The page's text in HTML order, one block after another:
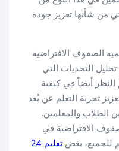
من شأنها تعزيز جودة
الصفوف الافتراضية
التحديات التي
النظر أيضاً في كيفية
تجربة التعلم عن بُعد
الطلاب والمعلمين.
الافتراضية في
للجميع، بغض
تعليم 24